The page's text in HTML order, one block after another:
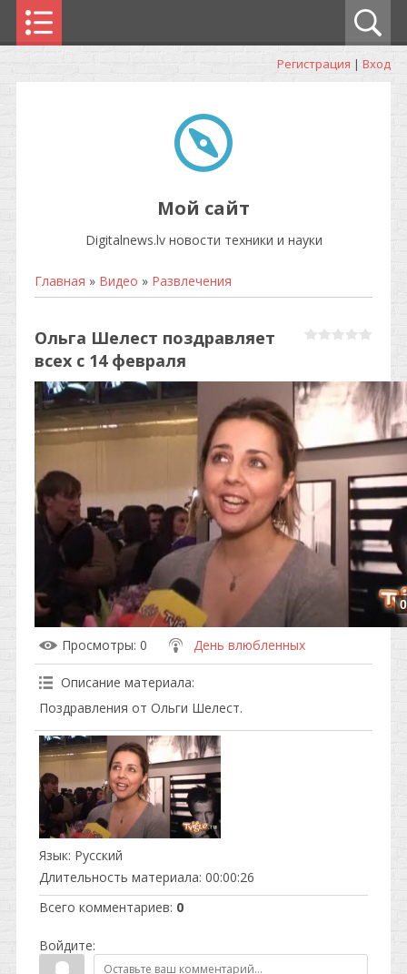
Регистрация | Вход
Мой сайт
Digitalnews.lv новости техники и науки
Главная » Видео » Развлечения
Ольга Шелест поздравляет
всех с 14 февраля
Просмотры: 0 День влюбленных
Описание материала:
Поздравления от Ольги Шелест.
Язык: Русский
Длительность материала: 00:00:26
Всего комментариев: 0
Войдите: